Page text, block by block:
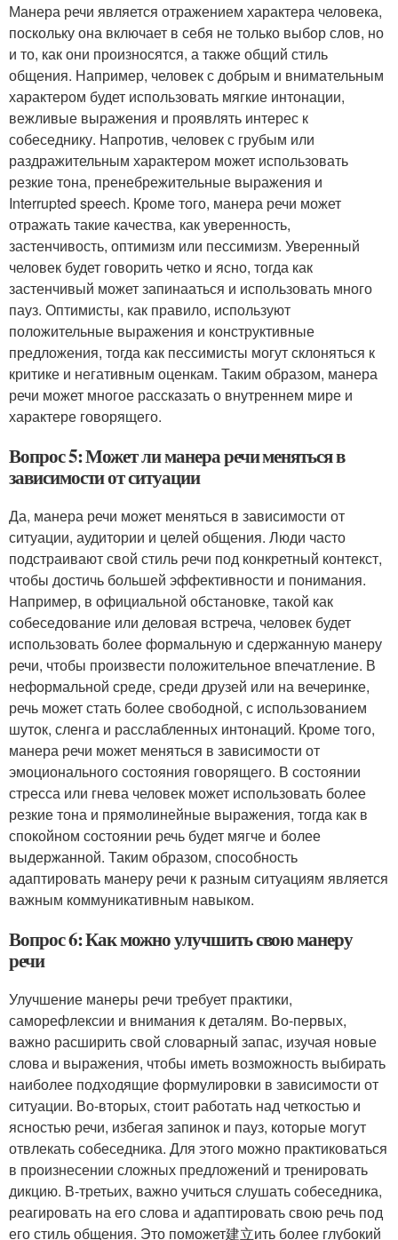
Манера речи является отражением характера человека,
поскольку она включает в себя не только выбор слов, но
и то, как они произносятся, а также общий стиль
общения. Например, человек с добрым и внимательным
характером будет использовать мягкие интонации,
вежливые выражения и проявлять интерес к
собеседнику. Напротив, человек с грубым или
раздражительным характером может использовать
резкие тона, пренебрежительные выражения и
Interrupted speech. Кроме того, манера речи может
отражать такие качества, как уверенность,
застенчивость, оптимизм или пессимизм. Уверенный
человек будет говорить четко и ясно, тогда как
застенчивый может запинааться и использовать много
пауз. Оптимисты, как правило, используют
положительные выражения и конструктивные
предложения, тогда как пессимисты могут склоняться к
критике и негативным оценкам. Таким образом, манера
речи может многое рассказать о внутреннем мире и
характере говорящего.
Вопрос 5: Может ли манера речи меняться в
зависимости от ситуации
Да, манера речи может меняться в зависимости от
ситуации, аудитории и целей общения. Люди часто
подстраивают свой стиль речи под конкретный контекст,
чтобы достичь большей эффективности и понимания.
Например, в официальной обстановке, такой как
собеседование или деловая встреча, человек будет
использовать более формальную и сдержанную манеру
речи, чтобы произвести положительное впечатление. В
неформальной среде, среди друзей или на вечеринке,
речь может стать более свободной, с использованием
шуток, сленга и расслабленных интонаций. Кроме того,
манера речи может меняться в зависимости от
эмоционального состояния говорящего. В состоянии
стресса или гнева человек может использовать более
резкие тона и прямолинейные выражения, тогда как в
спокойном состоянии речь будет мягче и более
выдержанной. Таким образом, способность
адаптировать манеру речи к разным ситуациям является
важным коммуникативным навыком.
Вопрос 6: Как можно улучшить свою манеру
речи
Улучшение манеры речи требует практики,
саморефлексии и внимания к деталям. Во-первых,
важно расширить свой словарный запас, изучая новые
слова и выражения, чтобы иметь возможность выбирать
наиболее подходящие формулировки в зависимости от
ситуации. Во-вторых, стоит работать над четкостью и
ясностью речи, избегая запинок и пауз, которые могут
отвлекать собеседника. Для этого можно практиковаться
в произнесении сложных предложений и тренировать
дикцию. В-третьих, важно учиться слушать собеседника,
реагировать на его слова и адаптировать свою речь под
его стиль общения. Это поможет建立ить более глубокий